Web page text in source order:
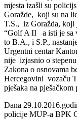
Dana
Goraždu, dogodila se
obaranje dva
mjesta izašli su
Goražde, koji su na
T.S., iz Goražda, koji
“Golf A II a isti je sa
to B.A., i S.P.,
Urgentni centar
nije izjasnio o
Hercegovini vozaču
pješaka na pješačkom